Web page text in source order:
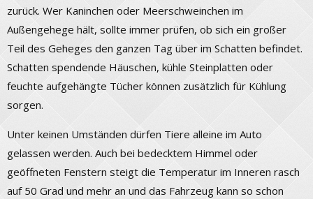
zurück. Wer Kaninchen oder Meerschweinchen im
Außengehege hält, sollte immer prüfen, ob sich ein großer
Teil des Geheges den ganzen Tag über im Schatten befindet.
Schatten spendende Häuschen, kühle Steinplatten oder
feuchte aufgehängte Tücher können zusätzlich für Kühlung
sorgen.
Unter keinen Umständen dürfen Tiere alleine im Auto
gelassen werden. Auch bei bedecktem Himmel oder
geöffneten Fenstern steigt die Temperatur im Inneren rasch
auf 50 Grad und mehr an und das Fahrzeug kann so schon